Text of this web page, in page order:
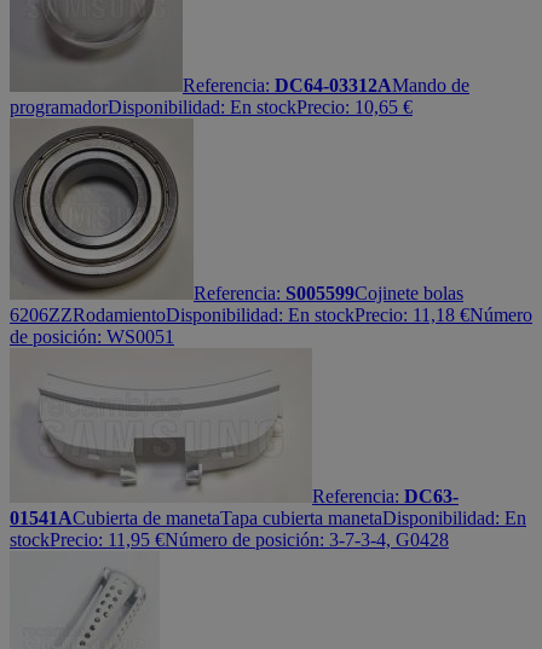
Referencia: DC64-03312AMando de
programadorDisponibilidad: En stockPrecio: 10,65 €
Referencia: S005599Cojinete bolas
6206ZZRodamientoDisponibilidad: En stockPrecio: 11,18 €Número
de posición: WS0051
Referencia: DC63-
01541ACubierta de manetaTapa cubierta manetaDisponibilidad: En
stockPrecio: 11,95 €Número de posición: 3-7-3-4, G0428